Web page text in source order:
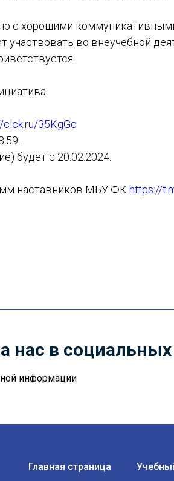
с хорошими
участвовать во внеучебной
clck.ru/35KgGc
будет с 20.02.2024.
наставников МБУ ФК https://
нас в социальных
информации
Главная страница